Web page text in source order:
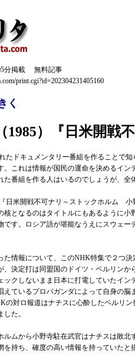
分掲載 無料記事
print.cgi?id=202304231405160
く
1985）『日米開戦
ドキュメンタリー番組を作ることで知
。これは情報が国民の運命を決めるイ
た番組を作る人はいるのでしょうが、
米開戦不可ナリ～ストックホルム 小野
核となるのはタイトルにもあるように
です。ロシア語が堪能なうえにスウェ
報について、このNHK特集で２つ決
、決定打は同盟国のドイツ・ベルリン
ックしないまま日本に打電していたイ
えているプロパガンダによって自身の
対ロ報道はナチスに心酔したベルリ
した。
から小野寺駐在武官はナチスは敗北
を持ち、確度の高い情報を持っていた